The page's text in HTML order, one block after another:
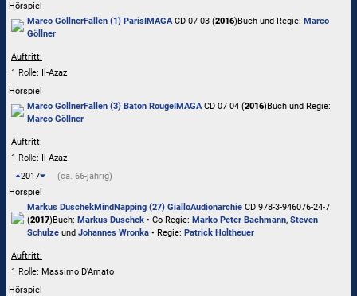
Hörspiel
Marco GöllnerFallen (1) ParisIMAGACD 07 03 (2016)Buch und Regie: Marco
Göllner
Auftritt:
1 Rolle: Il-Azaz
Hörspiel
Marco GöllnerFallen (3) Baton RougeIMAGACD 07 04 (2016)Buch und Regie:
Marco Göllner
Auftritt:
1 Rolle: Il-Azaz
2017
(ca. 66-jährig)
Hörspiel
Markus DuschekMindNapping (27) GialloAudionarchie CD 978-3-946076-24-7
(2017)Buch: Markus Duschek • Co-Regie: Marko Peter Bachmann, Steven
Schulze und Johannes Wronka • Regie: Patrick Holtheuer
Auftritt:
1 Rolle: Massimo D'Amato
Hörspiel